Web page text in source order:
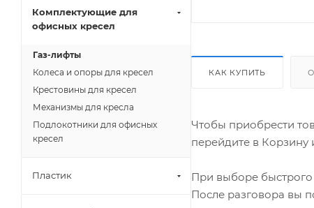
КАК КУПИТЬ
Чтобы приобрести
перейдите в Корзину
При выборе быстрого
После разговора вы
Комплектующие для
офисных кресел
Газ-лифты
Колеса и опоры для кресел
Крестовины для кресел
Механизмы для кресла
Подлокотники для офисных
кресел
Пластик